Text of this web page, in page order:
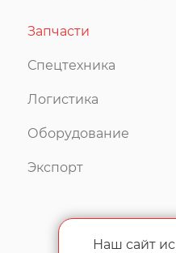
Запчасти
Спецтехника
Логистика
Оборудование
Экспорт
Наш сайт